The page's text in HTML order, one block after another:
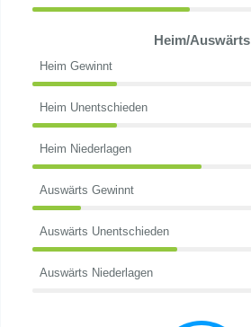
Heim/Auswärts
Heim Gewinnt
Heim Unentschieden
Heim Niederlagen
Auswärts Gewinnt
Auswärts Unentschieden
Auswärts Niederlagen